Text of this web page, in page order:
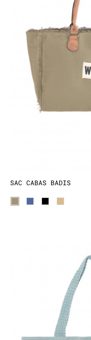
SAC CABAS BADIS